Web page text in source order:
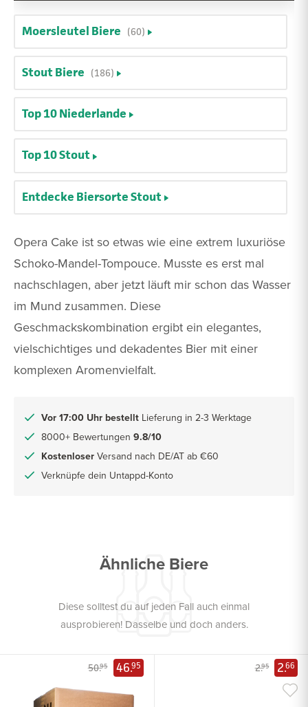
Opera Cake ist so etwas wie eine extrem luxuriöse
Schoko-Mandel-Tompouce. Musste es erst mal
nachschlagen, aber jetzt läuft mir schon das Wasser
im Mund zusammen. Diese
Geschmackskombination ergibt ein elegantes,
vielschichtiges und dekadentes Bier mit einer
komplexen Aromenvielfalt.
Vor 17:00 Uhr bestellt Lieferung in 2-3 Werktage
8000+ Bewertungen 9.8/10
Kostenloser Versand nach DE/AT ab €60
Verknüpfe dein Untappd-Konto
Moersleutel Biere (60)
Stout Biere (186)
Top 10 Niederlande
Top 10 Stout
Entdecke Biersorte Stout
Ähnliche Biere
Diese solltest du auf jeden Fall auch einmal
ausprobieren! Dasselbe und doch anders.
50.95 46.95 2.95 2.66